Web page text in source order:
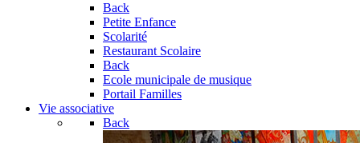
Back
Petite Enfance
Scolarité
Restaurant Scolaire
Back
Ecole municipale de musique
Portail Familles
Vie associative
Back